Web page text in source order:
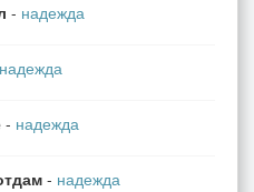
- надежда
надежда
- надежда
- надежда